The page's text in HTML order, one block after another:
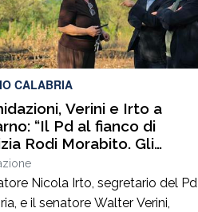
Capo Compartimento Anas
Direttore generale della
Calabria e Direttore generale
Spa, […]
CALABRIA
Verini e Irto a
“Il Pd al fianco di
Rodi Morabito. Gli
e i lavoratori onesti
essere lasciati da
Nicola Irto, segretario del Pd
e il senatore Walter Verini,